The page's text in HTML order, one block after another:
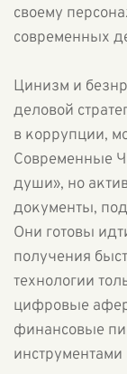
своему
современных
Цинизм и
деловой
в коррупции,
Современные
души», но
документы,
Они готовы
получения
технологии
цифровые
финансовые
инструментами